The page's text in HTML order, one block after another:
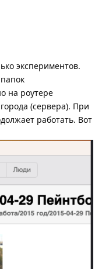
экспериментов.
на роутере
(сервера). При
работать. Вот